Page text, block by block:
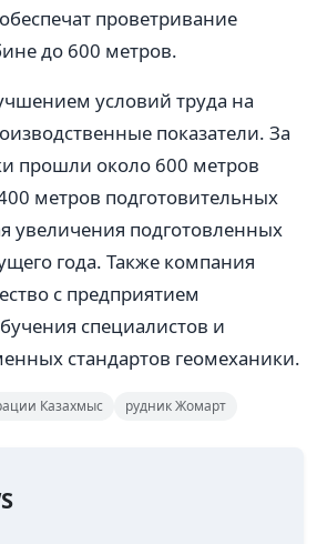
проветривание
до 600 метров.
условий труда на
показатели. За
прошли около 600 метров
метров подготовительных
увеличения подготовленных
года. Также компания
с предприятием
специалистов и
стандартов геомеханики.
Казахмыс рудник Жомарт